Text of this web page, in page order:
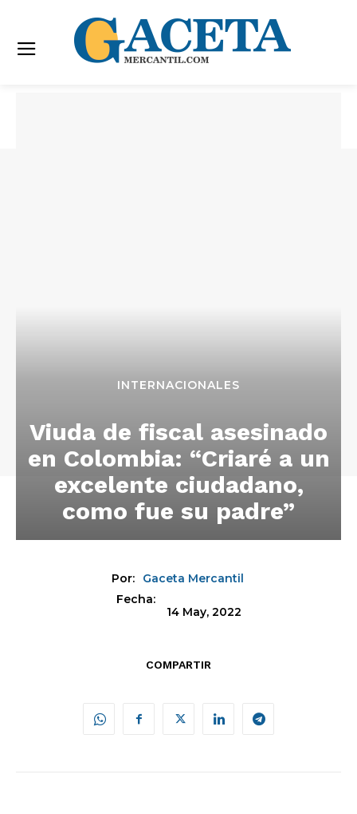
INTERNACIONALES
Viuda de fiscal asesinado
en Colombia: “Criaré a un
excelente ciudadano,
como fue su padre”
Por:
Gaceta Mercantil
Fecha:
14 May, 2022
COMPARTIR